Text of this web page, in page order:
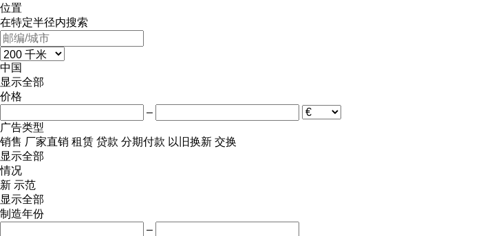
位置
在特定半径内搜索
中国
显示全部
价格
–
广告类型
销售 厂家直销 租赁 贷款 分期付款 以旧换新 交换
显示全部
情况
新 示范
显示全部
制造年份
–